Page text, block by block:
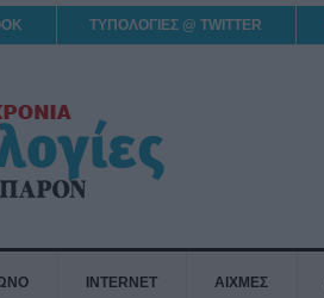
ΤΥΠΟΛΟΓΙΕΣ @ TWITTER
INTERNET ΑΙΧΜΕΣ